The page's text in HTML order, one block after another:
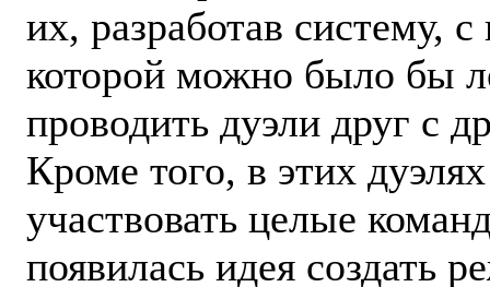
их, разработав систему,
которой можно было бы
проводить дуэли друг с
Кроме того, в этих
участвовать целые
появилась идея создать